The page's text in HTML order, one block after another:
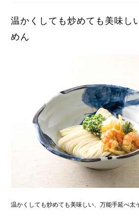
温かくしても炒めても美味し
めん
温かくしても炒めても美味しい、万能手延べ太